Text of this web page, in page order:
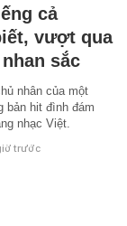
cả
vượt qua
sắc
nhân của một
bản hit đình đám
nhạc Việt.
trước